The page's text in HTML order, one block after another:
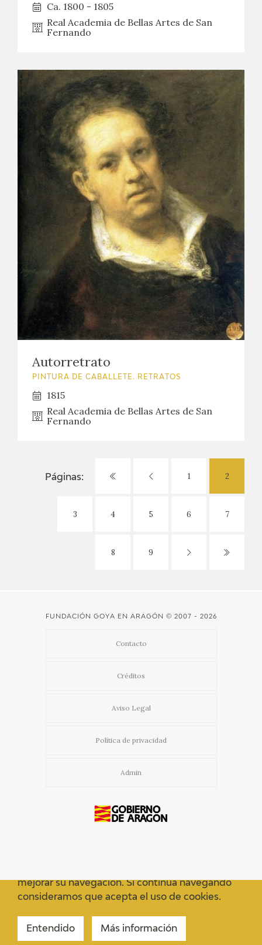
Ca. 1800 - 1805
Real Academia de Bellas Artes de San
Fernando
Autorretrato
PINTURA DE CABALLETE. RETRATOS
1815
Real Academia de Bellas Artes de San
Fernando
Páginas: 1 2
3 4 5 6 7
8 9
FUNDACIÓN GOYA EN ARAGÓN © 2007 - 2026
Contacto
Créditos
Aviso Legal
Política de privacidad
Admin
mejorar su navegación. Si continua navegando
consideramos que acepta el uso de cookies.
Entendido Más información